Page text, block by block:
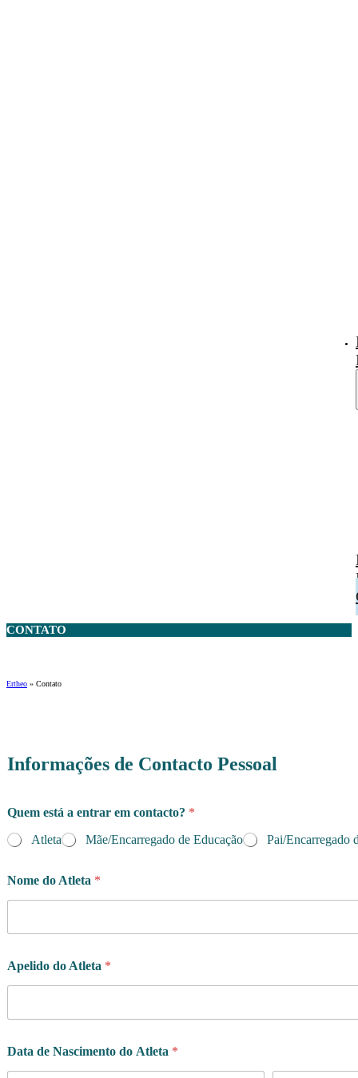
CONTATO
Ertheo » Contato
Informações de Contacto Pessoal
Quem está a entrar em contacto? *
Atleta
Mãe/Encarregado de Educação Pai/Encarregado
Nome do Atleta *
Apelido do Atleta *
u
d
Data de Nascimento do Atleta *